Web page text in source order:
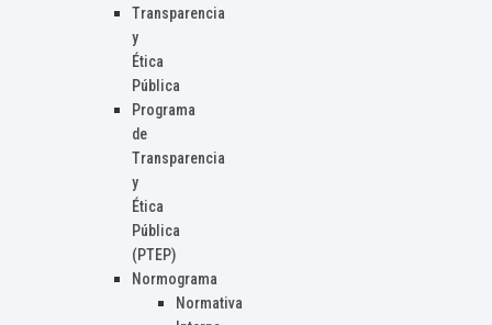
Transparencia
y
Ética
Pública
Programa
de
Transparencia
y
Ética
Pública
(PTEP)
Normograma
Normativa